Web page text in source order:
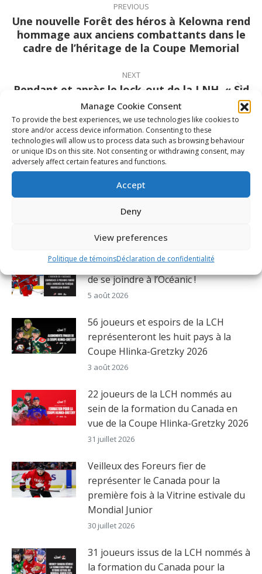
Manage Cookie Consent
To provide the best experiences, we use technologies like cookies to
store and/or access device information. Consenting to these
technologies will allow us to process data such as browsing behaviour
or unique IDs on this site. Not consenting or withdrawing consent, may
adversely affect certain features and functions.
Accept
Deny
View preferences
Politique de témoinsDéclaration de confidentialité
PREVIOUS
Previous
post:
Une nouvelle Forêt des héros à Kelowna rend
hommage aux anciens combattants dans le
cadre de l’héritage de la Coupe Memorial
NEXT
post:
Pendant et après le lock-out de la LNH, « Sid
the Kid » a transcendé le sport
Related Posts
Nissan Canada devient partenaire
officiel de la LCH, de la WHL, de l’OHL
6 août 2026
Le Tchèque Maxmilian Mares a hâte
de se joindre à l’Océanic !
5 août 2026
56 joueurs et espoirs de la LCH
représenteront les huit pays à la
Coupe Hlinka-Gretzky 2026
3 août 2026
22 joueurs de la LCH nommés au
sein de la formation du Canada en
vue de la Coupe Hlinka-Gretzky 2026
31 juillet 2026
Veilleux des Foreurs fier de
représenter le Canada pour la
première fois à la Vitrine estivale du
Mondial Junior
30 juillet 2026
31 joueurs issus de la LCH nommés à
la formation du Canada pour la